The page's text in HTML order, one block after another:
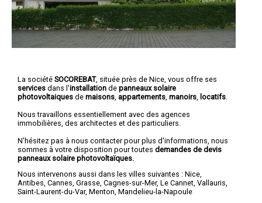
La société SOCOREBAT, située près de Nice, vous offre ses
services dans l'installation de panneaux solaire
photovoltaiques de maisons appartements manoirs locatifs
Nous travaillons essentiellement avec des agences
immobilières, des architectes et des particuliers.
N'hésitez pas à nous contacter pour plus d'informations, nous
sommes à votre disposition pour toutes demandes de devis
panneaux solaire photovoltaïques.
Nous intervenons aussi dans les villes suivantes : Nice,
Antibes, Cannes, Grasse, Cagnes-sur-Mer, Le Cannet, Vallauris,
Saint-Laurent-du-Var, Menton, Mandelieu-la-Napoule